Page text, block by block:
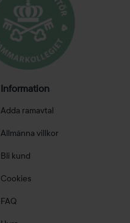
Information
Adda ramavtal
Allmänna villkor
Bli kund
Cookies
FAQ